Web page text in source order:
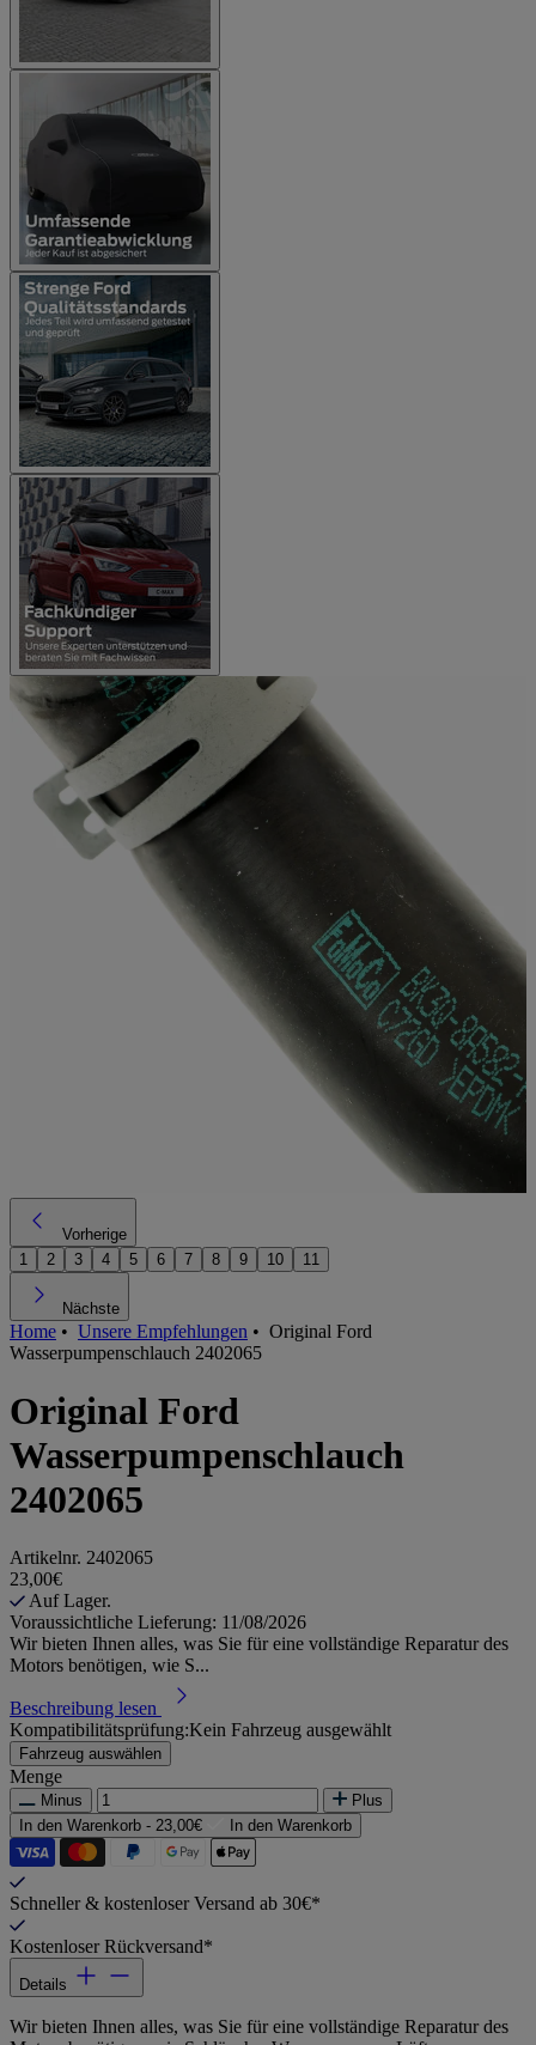
Vorherige
1
2 3 4 5 6 7 8 9 10 11
Nächste
Home • Unsere Empfehlungen • Original Ford
Wasserpumpenschlauch 2402065
Original Ford
Wasserpumpenschlauch
2402065
Artikelnr. 2402065
23,00€
Auf Lager.
Voraussichtliche Lieferung: 11/08/2026
Wir bieten Ihnen alles, was Sie für eine vollständige Reparatur des
Motors benötigen, wie S...
Beschreibung lesen
Kompatibilitätsprüfung:Kein Fahrzeug ausgewählt
Fahrzeug auswählen
Menge
Minus
Plus
In den Warenkorb - 23,00€ In den Warenkorb
Schneller & kostenloser Versand ab 30€*
Kostenloser Rückversand*
Details
Wir bieten Ihnen alles, was Sie für eine vollständige Reparatur des